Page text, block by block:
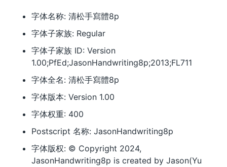
字体名称: 清松手寫體8p
字体子家族: Regular
字体子家族 ID: Version
1.00;PfEd;JasonHandwriting8p;2013;FL711
字体全名: 清松手寫體8p
字体版本: Version 1.00
字体权重: 400
Postscript 名称: JasonHandwriting8p
字体版权: © Copyright 2024,
JasonHandwriting8p is created by Jason(Yu